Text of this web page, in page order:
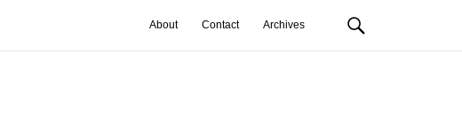
About Contact Archives